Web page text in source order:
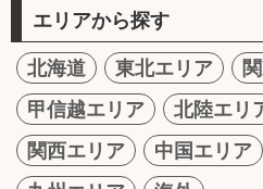
エリアから探す
北海道 東北エリア
甲信越エリア
北陸エリ
関西エリア
中国エリア